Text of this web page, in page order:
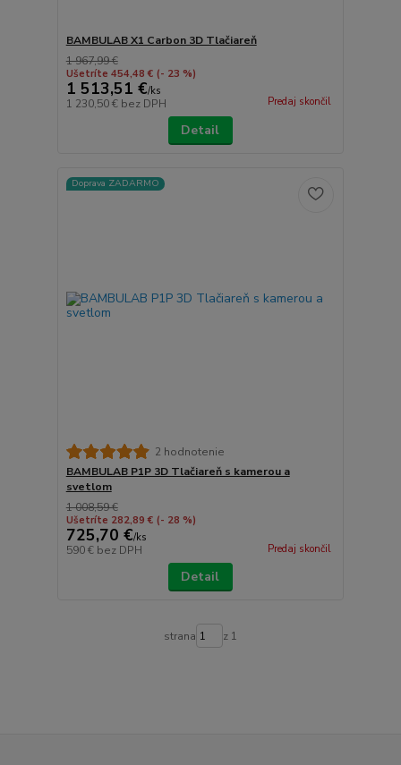
BAMBULAB X1 Carbon 3D Tlačiareň
1 967,99 €
Ušetríte 454,48 € (- 23 %)
1 513,51 €/ks
1 230,50 € bez DPH Predaj skončil
Detail
Doprava ZADARMO
2 hodnotenie
BAMBULAB P1P 3D Tlačiareň s kamerou a
svetlom
1 008,59 €
Ušetríte 282,89 € (- 28 %)
725,70 €/ks
590 € bez DPH Predaj skončil
Detail
strana z 1